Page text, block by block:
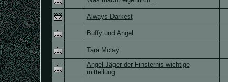
Always Darkest
Buffy und Angel
Tara Mclay
Angel-Jäger der Finsternis wichtige
mitteilung